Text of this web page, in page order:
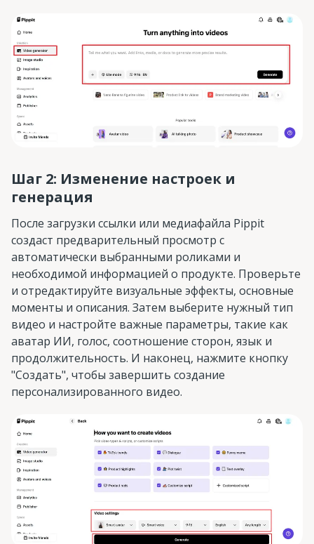
Шаг 2: Изменение настроек и
генерация
После загрузки ссылки или медиафайла Pippit
создаст предварительный просмотр с
автоматически выбранными роликами и
необходимой информацией о продукте. Проверьте
и отредактируйте визуальные эффекты, основные
моменты и описания. Затем выберите нужный тип
видео и настройте важные параметры, такие как
аватар ИИ, голос, соотношение сторон, язык и
продолжительность. И наконец, нажмите кнопку
"Создать", чтобы завершить создание
персонализированного видео.